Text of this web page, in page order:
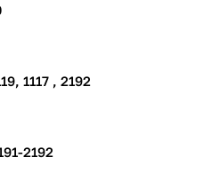
1119, 1117 , 2192
2191-2192